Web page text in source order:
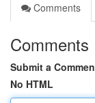
Comments
Comments
Submit a
No HTML